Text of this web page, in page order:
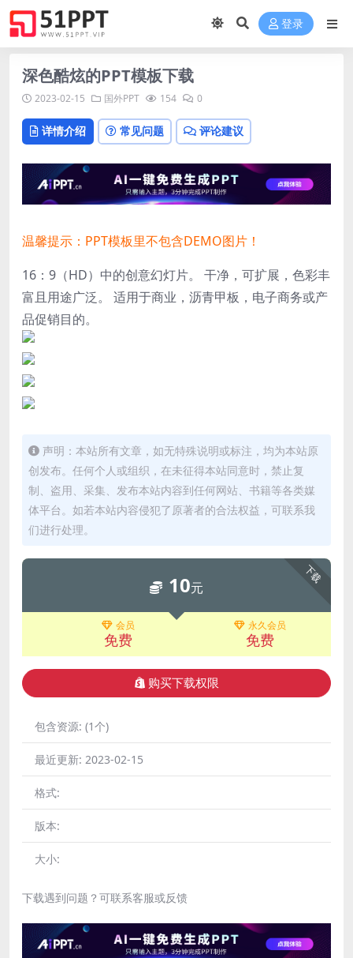
登录
深色酷炫的PPT模板下载
2023-02-15 国外PPT 154 0
详情介绍 常见问题 评论建议
温馨提示：PPT模板里不包含DEMO图片！
16：9（HD）中的创意幻灯片。 干净，可扩展，色彩丰
富且用途广泛。 适用于商业，沥青甲板，电子商务或产
品促销目的。
声明：本站所有文章，如无特殊说明或标注，均为本站原
创发布。任何个人或组织，在未征得本站同意时，禁止复
制、盗用、采集、发布本站内容到任何网站、书籍等各类媒
体平台。如若本站内容侵犯了原著者的合法权益，可联系我
们进行处理。
下载
10元
会员
免费
永久会员
免费
购买下载权限
包含资源: (1个)
最近更新: 2023-02-15
格式:
版本:
大小:
下载遇到问题？可联系客服或反馈